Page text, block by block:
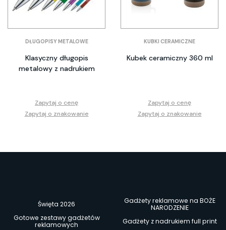
DŁUGOPISY METALOWE
Klasyczny długopis
metalowy z nadrukiem
Zapytaj o cenę
Zapytaj o znakowanie
KUBKI CERAMICZNE
Kubek ceramiczny 360 ml
Zapytaj o cenę
Zapytaj o znakowanie
Święta 2026
Gadżety reklamowe na BOŻE
NARODZENIE
Gotowe zestawy gadżetów
reklamowych
Gadżety z nadrukiem full print